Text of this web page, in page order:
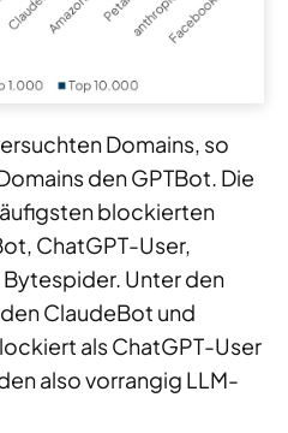
Domains, so
den GPTBot. Die
blockierten
ChatGPT-User,
Unter den
ClaudeBot und
als ChatGPT-User
also vorrangig LLM-